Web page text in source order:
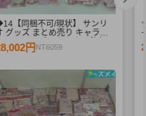
【同梱不可/現状】 サンリ
グッズ まとめ売り キャラ分
マイメロディ おたま、敷布団
バー 他 / sanrio
円 NT6059